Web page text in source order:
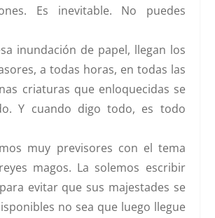
Es inevitable. No puedes
inundación de papel, llegan los
a todas horas, en todas las
criaturas que enloquecidas se
Y cuando digo todo, es todo
muy previsores con el tema
magos. La solemos escribir
evitar que sus majestades se
no sea que luego llegue